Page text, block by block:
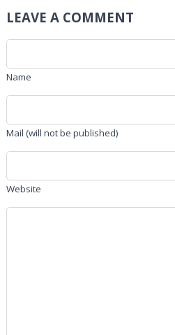
LEAVE A COMMENT
Name
Mail (will not be published)
Website